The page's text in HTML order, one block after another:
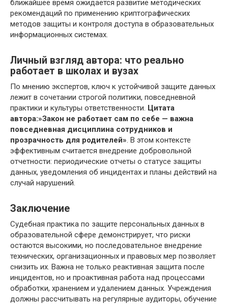
ближайшее время ожидается развитие методических
рекомендаций по применению криптографических
методов защиты и контроля доступа в образовательных
информационных системах.
Личный взгляд автора: что реально
работает в школах и вузах
По мнению экспертов, ключ к устойчивой защите данных
лежит в сочетании строгой политики, повседневной
практики и культуры ответственности. Цитата
автора:»Закон не работает сам по себе — важна
повседневная дисциплина сотрудников и
прозрачность для родителей». В этом контексте
эффективным считается внедрение добровольной
отчетности: периодические отчеты о статусе защиты
данных, уведомления об инцидентах и планы действий на
случай нарушений.
Заключение
Судебная практика по защите персональных данных в
образовательной сфере демонстрирует, что риски
остаются высокими, но последовательное внедрение
технических, организационных и правовых мер позволяет
снизить их. Важна не только реактивная защита после
инцидентов, но и проактивная работа над процессами
обработки, хранением и удалением данных. Учреждения
должны рассчитывать на регулярные аудиторы, обучение